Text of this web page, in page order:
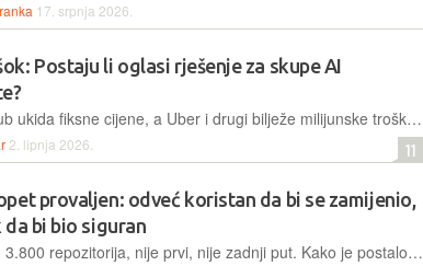
17. srpnja 2026.
Postaju li oglasi rješenje za skupe AI
Dok GitHub ukida fiksne cijene, a Uber i drugi bilježe milijunske troškove zbog AI agenata, industrija traži novi izlaz. Je li idući korak sudbina Gmaila - uvođenje oglasa u razvojne alate kako bi se pokrila cijena tokena? Hoće li monetizacija promijeniti budućnost programiranja?
2. lipnja 2026. 11
provaljen: odveć koristan da bi se zamijenio,
da bi bio siguran
Poharano 3.800 repozitorija, nije prvi, nije zadnji put. Kako je postalo normalno da razvojna infrastruktura 180 milijuna programera i 90% najvećih svjetskih korporacija živi na jednoj adresi, u vlasništvu jedne kompanije, bez ozbiljne alternative?